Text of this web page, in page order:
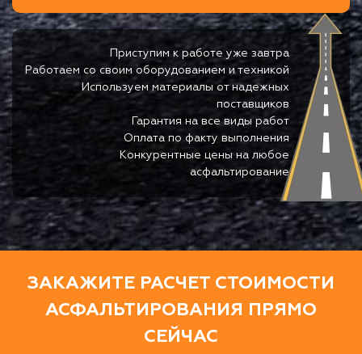
Приступим к работе уже завтра
Работаем со своим оборудованием и техникой
Используем материалы от надежных
поставщиков
Гарантия на все виды работ
Оплата по факту выполнения
Конкурентные цены на любое
асфальтирование
ЗАКАЖИТЕ РАСЧЕТ СТОИМОСТИ
АСФАЛЬТИРОВАНИЯ ПРЯМО
СЕЙЧАС